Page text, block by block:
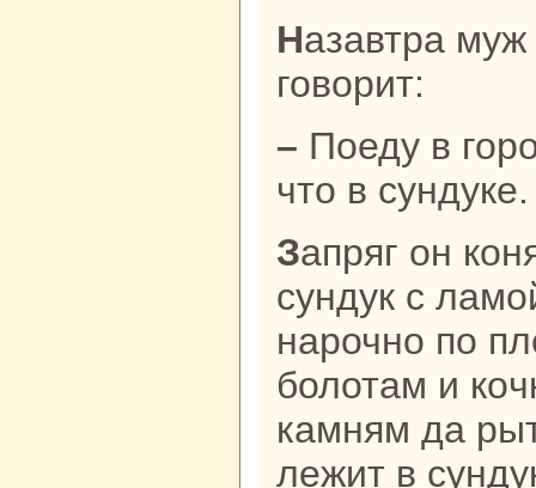
Назавтpa муж поднялся paно и
говорит:
– Поеду в город, продам бохолдоя,
что в сундуке.
Запряг он кoня, поставил нa телегу
сундук с
нaрочно по
болотам и
камням да
лежит в